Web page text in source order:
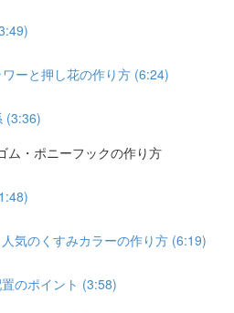
ーと押し花の作り方 (6:24)
(3:36)
ム・ポニーフックの作り方
気のくすみカラーの作り方 (6:19)
のポイント (3:58)